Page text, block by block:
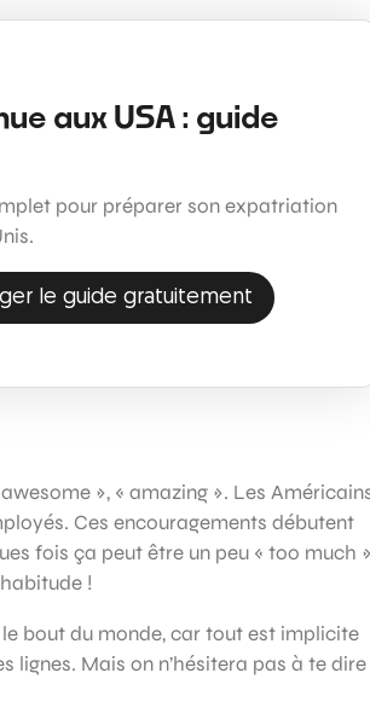
aux USA : guide
pour préparer son expatriation
le guide gratuitement
», « amazing ». Les
Ces encouragements débutent
fois ça peut être un peu « too much
!
le bout du monde, car tout est implicite
lignes. Mais on n’hésitera pas à te dire